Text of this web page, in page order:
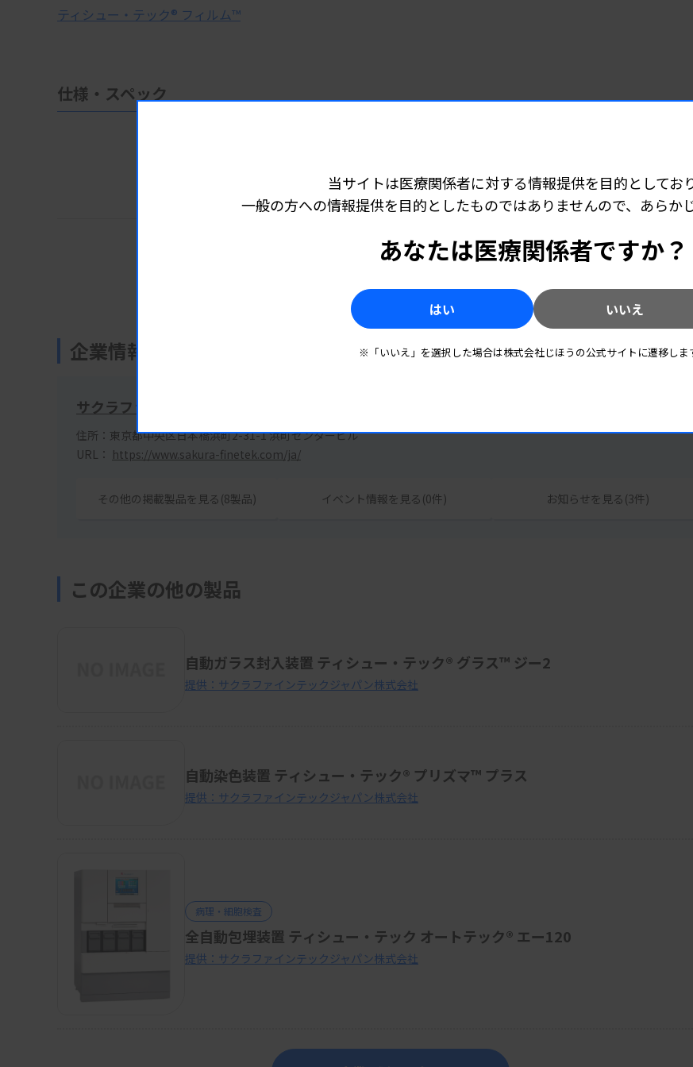
ティシュー・テック® フィルム™
仕様・スペック
仕様・スペックの詳細はこちら
企業情報
サクラファインテックジャパン株式会社
住所：東京都中央区日本橋浜町2-31-1 浜町センタービル
URL： https://www.sakura-finetek.com/ja/
その他の掲載製品を見る(8製品) イベント情報を見る(0件) お知らせを見る(3件)
この企業の他の製品
自動ガラス封入装置 ティシュー・テック® グラス™ ジー2
提供：サクラファインテックジャパン株式会社
自動染色装置 ティシュー・テック® プリズマ™ プラス
提供：サクラファインテックジャパン株式会社
病理・細胞検査
全自動包埋装置 ティシュー・テック オートテック® エー120
提供：サクラファインテックジャパン株式会社
当サイトは医療関係者に対する情報提供を目的としてお
一般の方への情報提供を目的としたものではありませんので、あらか
あなたは医療関係者ですか？
はい いいえ
※「いいえ」を選択した場合は株式会社じほうの公式サイトに遷移しま